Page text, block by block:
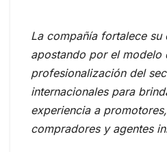
La compañía fortalece su
apostando por el modelo
profesionalización del
internacionales para
experiencia a
compradores y agentes